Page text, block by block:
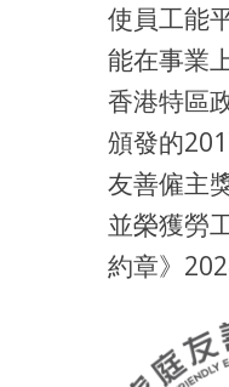
使員工能
能在事業
香港特區
頒發的
友善僱主
並榮獲勞
約章》